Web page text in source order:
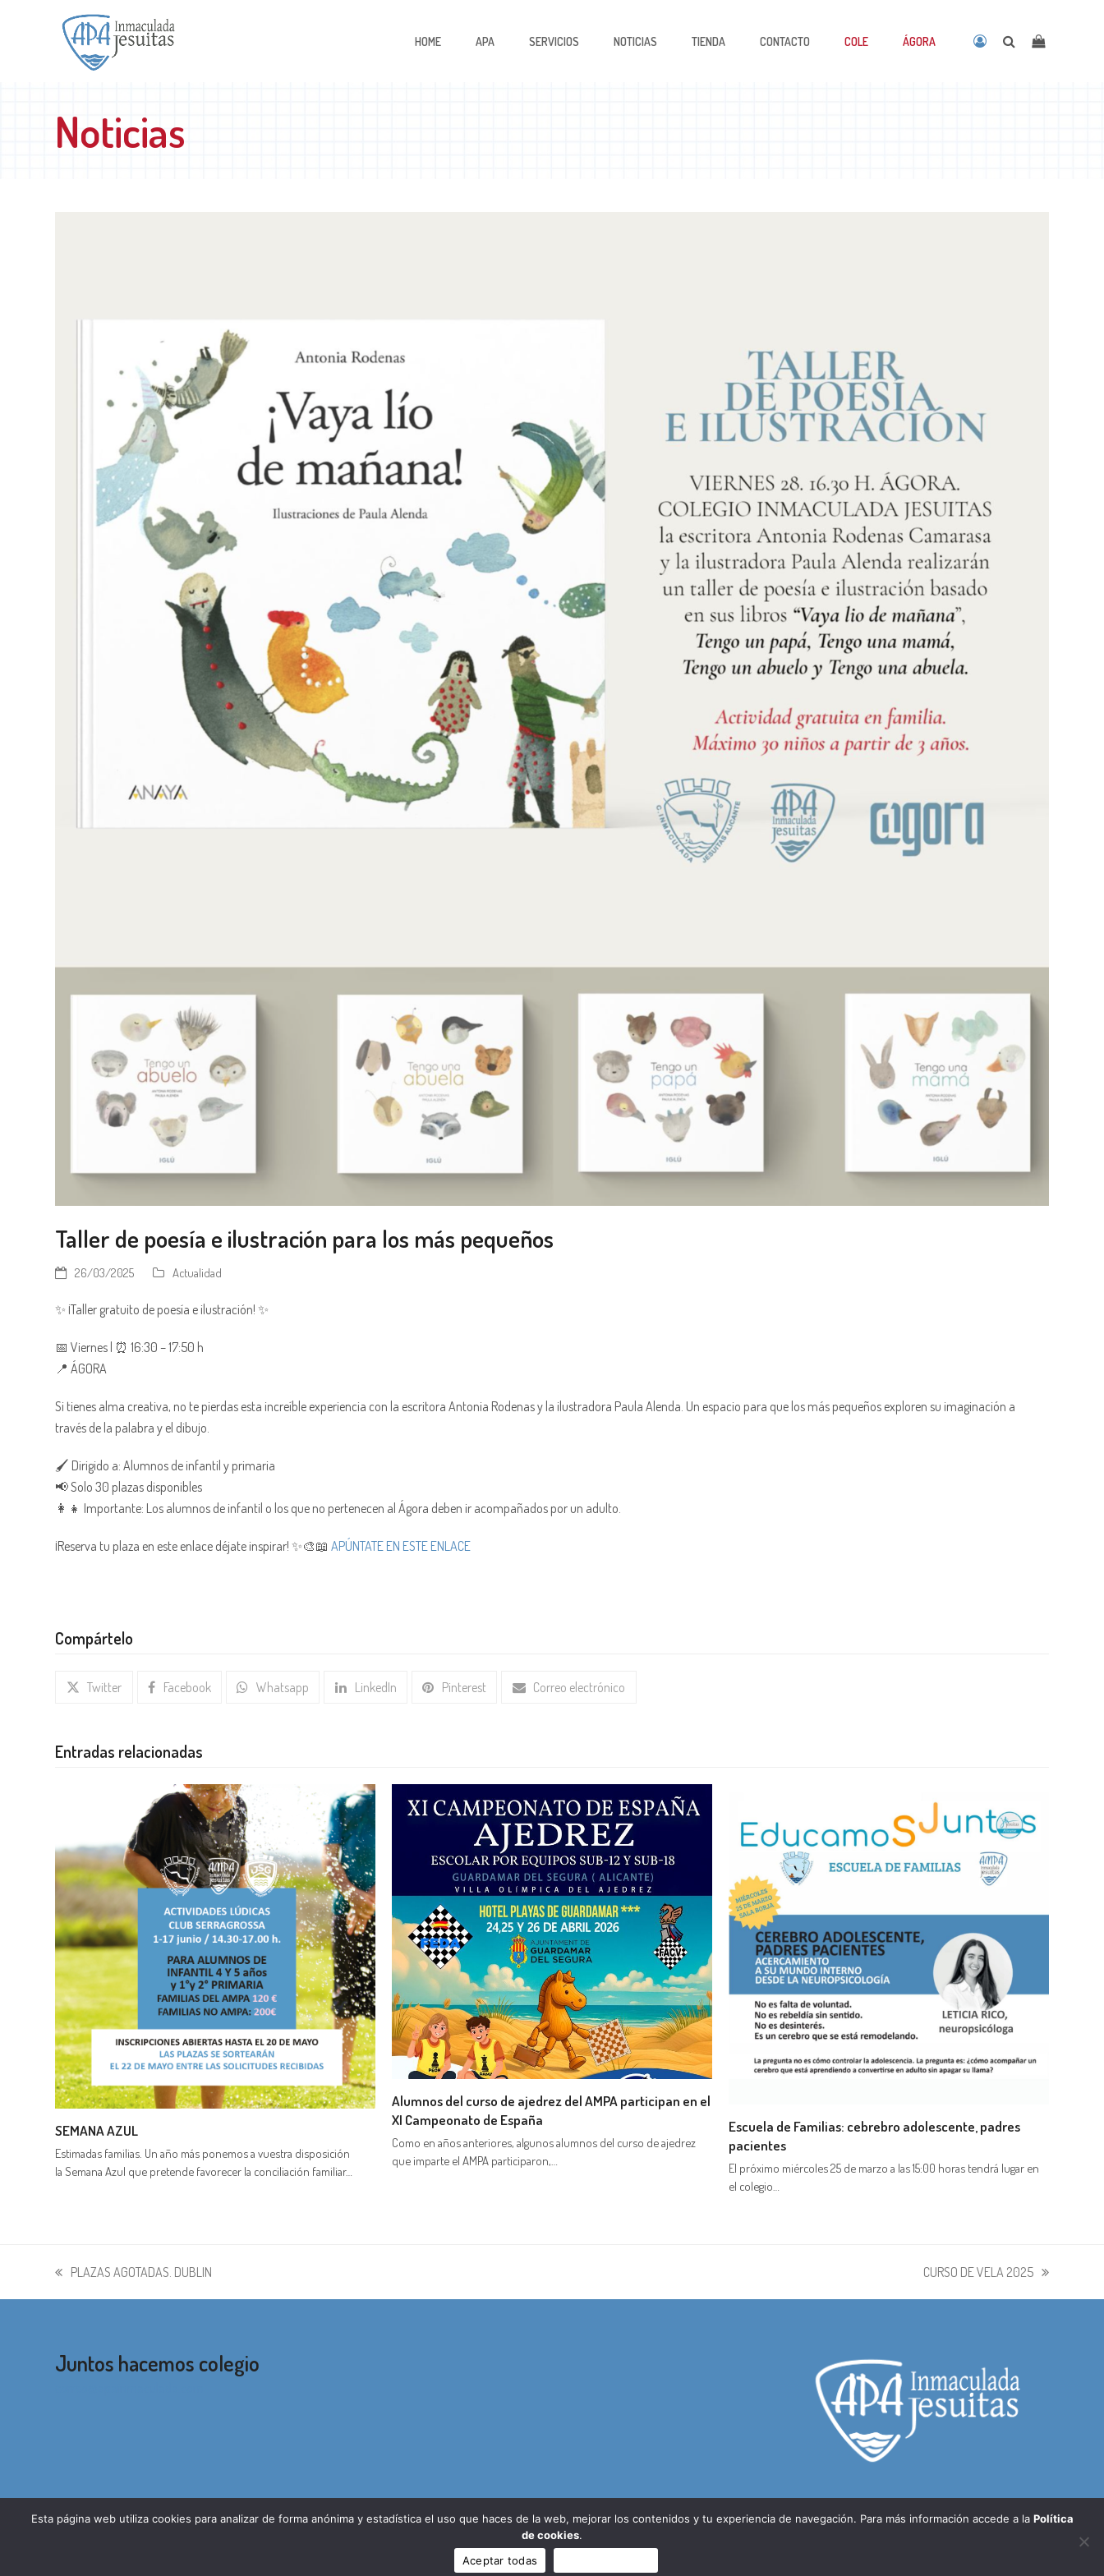
HOME APA SERVICIOS NOTICIAS TIENDA CONTACTO COLE ÁGORA
Noticias
Taller de poesía e ilustración para los más pequeños
26/03/2025 Actualidad
✨ ¡Taller gratuito de poesía e ilustración! ✨
📅 Viernes | ⏰ 16:30 – 17:50 h
📍 ÁGORA
Si tienes alma creativa, no te pierdas esta increíble experiencia con la escritora Antonia Rodenas y la ilustradora Paula Alenda. Un espacio para que los más pequeños exploren su imaginación a
través de la palabra y el dibujo.
🖌️ Dirigido a: Alumnos de infantil y primaria
📢 Solo 30 plazas disponibles
👩‍👧 Importante: Los alumnos de infantil o los que no pertenecen al Ágora deben ir acompañados por un adulto.
¡Reserva tu plaza en este enlace déjate inspirar! ✨🎨📖APÚNTATE EN ESTE ENLACE
Compártelo
Twitter Facebook Whatsapp LinkedIn Pinterest Correo electrónico
Entradas relacionadas
SEMANA AZUL
Estimadas familias. Un año más ponemos a vuestra disposición
la Semana Azul que pretende favorecer la conciliación familiar…
Alumnos del curso de ajedrez del AMPA participan en el
XI Campeonato de España
Como en años anteriores, algunos alumnos del curso de ajedrez
que imparte el AMPA participaron,…
Escuela de Familias: cebrebro adolescente, padres
pacientes
El próximo miércoles 25 de marzo a las 15:00 horas tendrá lugar en
el colegio…
entrada
anterior:
PLAZAS AGOTADAS. DUBLIN
siguiente:
CURSO DE VELA 2025
Juntos hacemos colegio
© 2026 - Asociación de Madres y Padres del Colegio Inmaculada Jesuitas de Alicante (APA) - Desarrollado por
Esta página web utiliza cookies para analizar de forma anónima y estadística el uso que haces de la web, mejorar los contenidos y tu experiencia de navegación. Para más información accede a la Política
de cookies.
Aceptar todas